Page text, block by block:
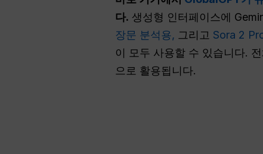
다. 생성형 인터페이스에
장문 분석용, 그리고 Sora 2
이 모두 사용할 수 있습니다.
으로 활용됩니다.